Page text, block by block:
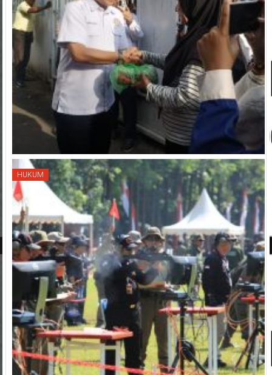
HUKUM